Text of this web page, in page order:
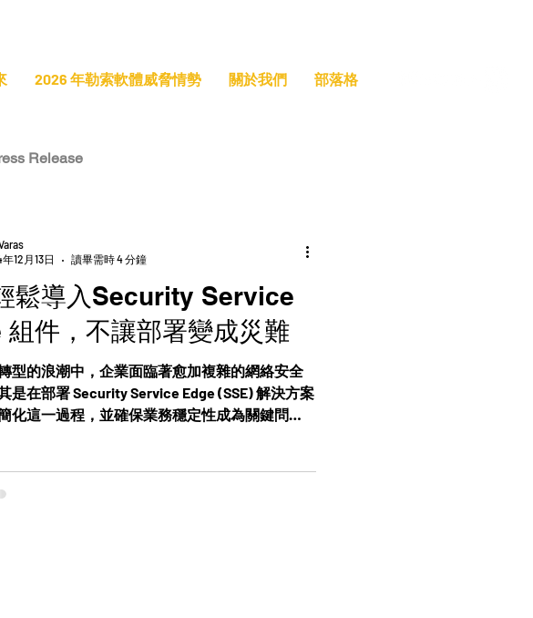
2026 年勒索軟體威脅情勢 關於我們 部落格
Release
鬆導入Security Service
組件，不讓部署變成災難
型的浪潮中，企業面臨著愈加複雜的網絡安全
是在部署 Security Service Edge (SSE) 解決方案
化這一過程，並確保業務穩定性成為關鍵問
12月13日
讀畢需時 4 分鐘